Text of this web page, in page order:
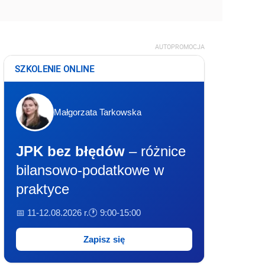
AUTOPROMOCJA
SZKOLENIE ONLINE
Małgorzata Tarkowska
JPK bez błędów – różnice
bilansowo-podatkowe w
praktyce
📅 11-12.08.2026 r.🕐 9:00-15:00
Zapisz się